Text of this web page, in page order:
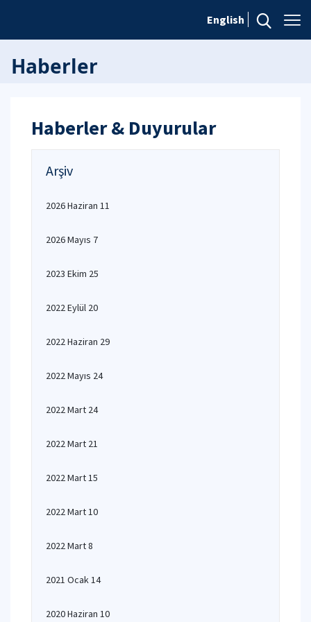
English
Haberler
Haberler & Duyurular
Arşiv
2026 Haziran 11
2026 Mayıs 7
2023 Ekim 25
2022 Eylül 20
2022 Haziran 29
2022 Mayıs 24
2022 Mart 24
2022 Mart 21
2022 Mart 15
2022 Mart 10
2022 Mart 8
2021 Ocak 14
2020 Haziran 10